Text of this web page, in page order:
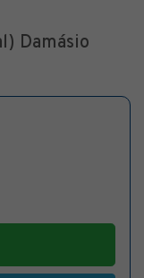
Damásio